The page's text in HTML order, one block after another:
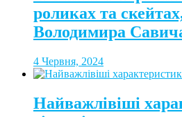
роликах та
Володимира
4 Червня, 2024
Найважлівіші